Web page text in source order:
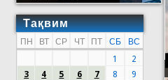
Тақвим
ПН ВТ СР ЧТ ПТ СБ
ВС
1
2
3
4 5 6 7 8
9